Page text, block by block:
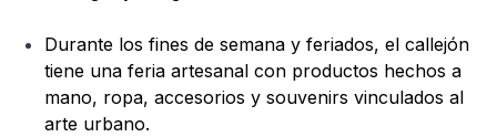
Durante los fines de semana y feriados, el callejón
tiene una feria artesanal con productos hechos a
mano, ropa, accesorios y souvenirs vinculados al
arte urbano.